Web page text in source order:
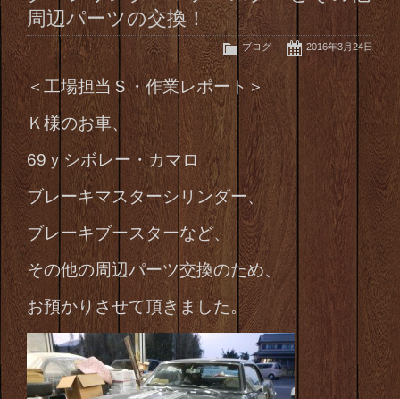
周辺パーツの交換！
2016年3月24日
ブログ
＜工場担当Ｓ・作業レポート＞
Ｋ様のお車、
69ｙシボレー・カマロ
ブレーキマスターシリンダー、
ブレーキブースターなど、
その他の周辺パーツ交換のため、
お預かりさせて頂きました。